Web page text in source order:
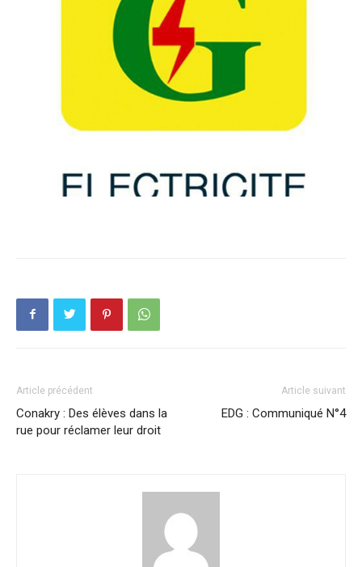
Article précédent
Conakry : Des élèves dans la
rue pour réclamer leur droit
Article suivant
EDG : Communiqué N°4